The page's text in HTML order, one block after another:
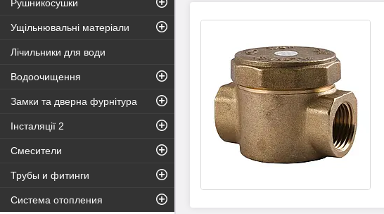
Рушникосушки
Ущільнювальні матеріали
Лічильники для води
Водоочищення
Замки та дверна фурнітура
Інсталяції 2
Смесители
Трубы и фитинги
Система отопления